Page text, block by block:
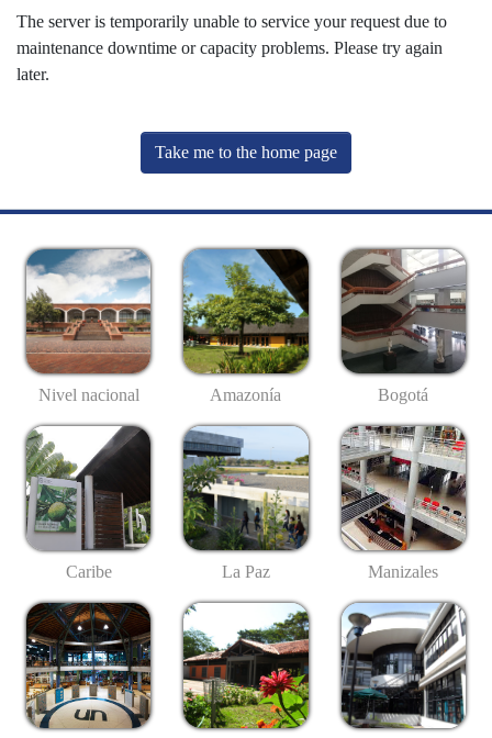
The server is temporarily unable to service your request due to
maintenance downtime or capacity problems. Please try again
later.
Take me to the home page
Nivel nacional Amazonía Bogotá
Caribe La Paz Manizales